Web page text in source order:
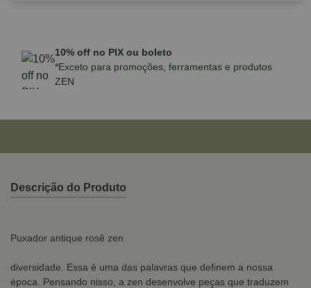
Entregamos emtodoo Brasil
Descrição do Produto
Puxador antique rosê zen
diversidade. Essa é uma das palavras que definem a nossa
época. Pensando nisso, a zen desenvolve peças que traduzem